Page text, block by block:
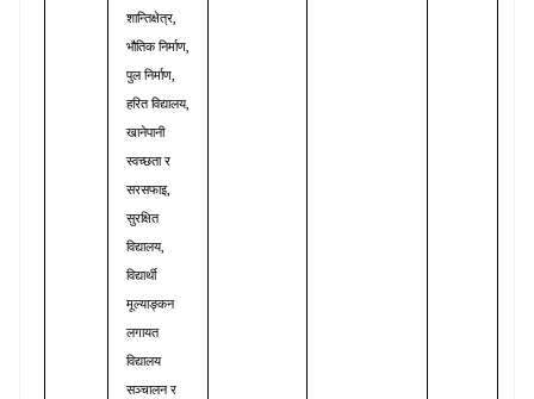
शान्तिक्षेत्र,
भौतिक निर्माण,
पुल निर्माण,
हरित विद्यालय,
खानेपानी
स्वच्छता र
सरसफाइ,
सुरक्षित
विद्यालय,
विद्यार्थी
मूल्याङ्कन
लगायत
विद्यालय
सञ्चालन र